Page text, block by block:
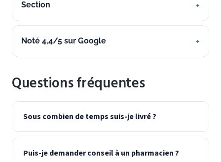
Section
Noté 4,4/5 sur Google
Questions fréquentes
Sous combien de temps suis-je livré ?
Puis-je demander conseil à un pharmacien ?